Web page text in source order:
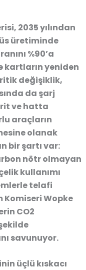
2035 yılından
üretiminde
%90’a
yeniden
değişiklik,
da şarj
ve hatta
araçların
olanak
bir şartı var:
nötr olmayan
kullanımı
telafi
Komiseri Wopke
CO2
savunuyor.
üçlü kıskacı